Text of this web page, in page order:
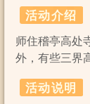
活动介绍
师住稽亭高处
外，有些三界
活动说明